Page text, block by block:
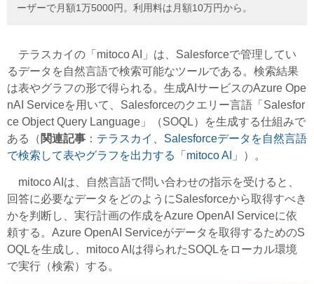
ーザーで月額1万5000円。利用料は月額10万円から。
テラスカイの「mitoco AI」は、Salesforceで管理してい
るデータを自然言語で検索可能なツールである。検索結果
は表やグラフの形で得られる。生成AIサービスのAzure Ope
nAI Serviceを用いて、Salesforceのクエリー言語「Salesfor
ce Object Query Language」（SOQL）を生成する仕組みで
ある（ 関連記事 ： テラスカイ、Salesforceデータを自然言語
で検索して表やグラフを出力する「mitoco AI」
）。
mitoco AIは、自然言語で問い合わせの指示を受けると、
回答に必要なデータをどのようにSalesforceから取得すべき
かを判断し、実行計画の作成をAzure OpenAI Serviceに依
頼する。Azure OpenAI Serviceがデータを取得するためのS
OQLを生成し、mitoco AIは得られたSOQLをローカル環境
で実行（検索）する。